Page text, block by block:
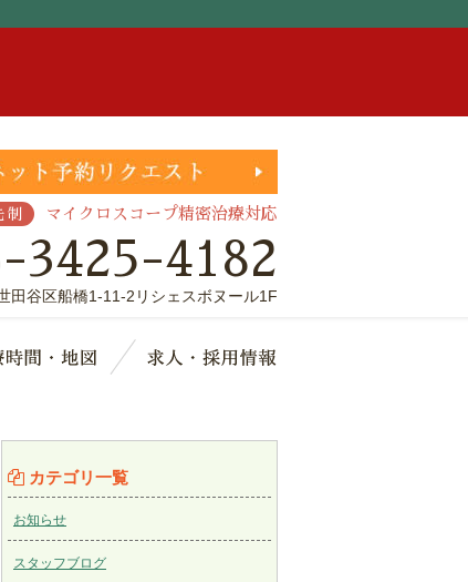
マイクロスコープ精密治療対応
3425-4182
田谷区船橋1-11-2リシェスボヌール1F
保証 診療時間・地図
カテゴリ一覧
お知らせ
スタッフブログ